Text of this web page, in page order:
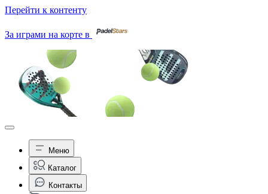
Перейти к контенту
За играми на корте в
Меню
Каталог
Контакты